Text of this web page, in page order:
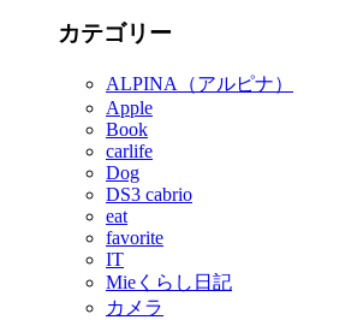
カテゴリー
ALPINA（アルピナ）
Apple
Book
carlife
Dog
DS3 cabrio
eat
favorite
IT
Mieくらし日記
カメラ